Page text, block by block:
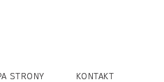
STRONY KONTAKT